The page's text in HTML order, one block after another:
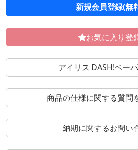
新規会員登録(無
お気に入り登
アイリス DASH!ペー
商品の仕様に関する質問
納期に関するお問い